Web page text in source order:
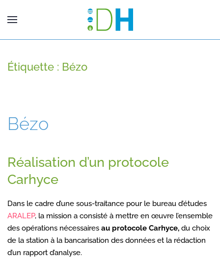
Étiquette : Bézo
Bézo
Réalisation d’un protocole
Carhyce
Dans le cadre d’une sous-traitance pour le bureau d’études
ARALEP, la mission a consisté à mettre en œuvre l’ensemble
des opérations nécessaires au protocole Carhyce, du choix
de la station à la bancarisation des données et la rédaction
d’un rapport d’analyse.